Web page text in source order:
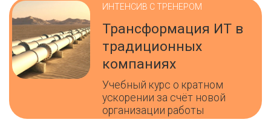
ИНТЕНСИВ С ТРЕНЕРОМ
Трансформация ИТ в
традиционных
компаниях
Учебный курс о кратном
ускорении за счёт новой
организации работы